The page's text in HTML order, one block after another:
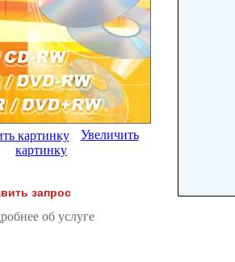
Увеличить
картинку
запрос
об услуге